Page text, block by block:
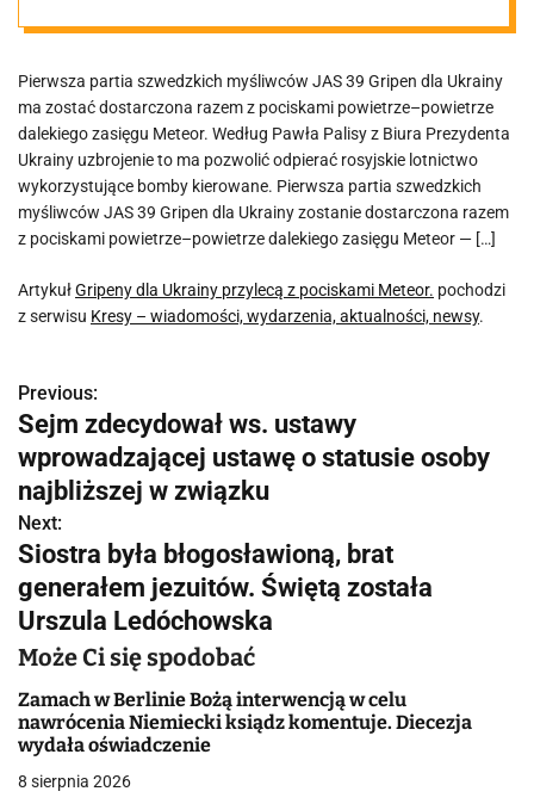
Meteor.
Pierwsza partia szwedzkich myśliwców JAS 39 Gripen dla Ukrainy
ma zostać dostarczona razem z pociskami powietrze–powietrze
dalekiego zasięgu Meteor. Według Pawła Palisy z Biura Prezydenta
Ukrainy uzbrojenie to ma pozwolić odpierać rosyjskie lotnictwo
wykorzystujące bomby kierowane. Pierwsza partia szwedzkich
myśliwców JAS 39 Gripen dla Ukrainy zostanie dostarczona razem
z pociskami powietrze–powietrze dalekiego zasięgu Meteor — […]
ArtykułGripeny dla Ukrainy przylecą z pociskami Meteor. pochodzi
z serwisu Kresy – wiadomości, wydarzenia, aktualności, newsy.
N
a
w
i
g
a
c
j
a
Previous:
Sejm zdecydował ws. ustawy
wprowadzającej ustawę o statusie osoby
najbliższej w związku
Next:
Siostra była błogosławioną, brat
generałem jezuitów. Świętą została
Urszula Ledóchowska
Może Ci się spodobać
Zamach w Berlinie Bożą interwencją w celu
nawrócenia Niemiecki ksiądz komentuje. Diecezja
wydała oświadczenie
8 sierpnia 2026